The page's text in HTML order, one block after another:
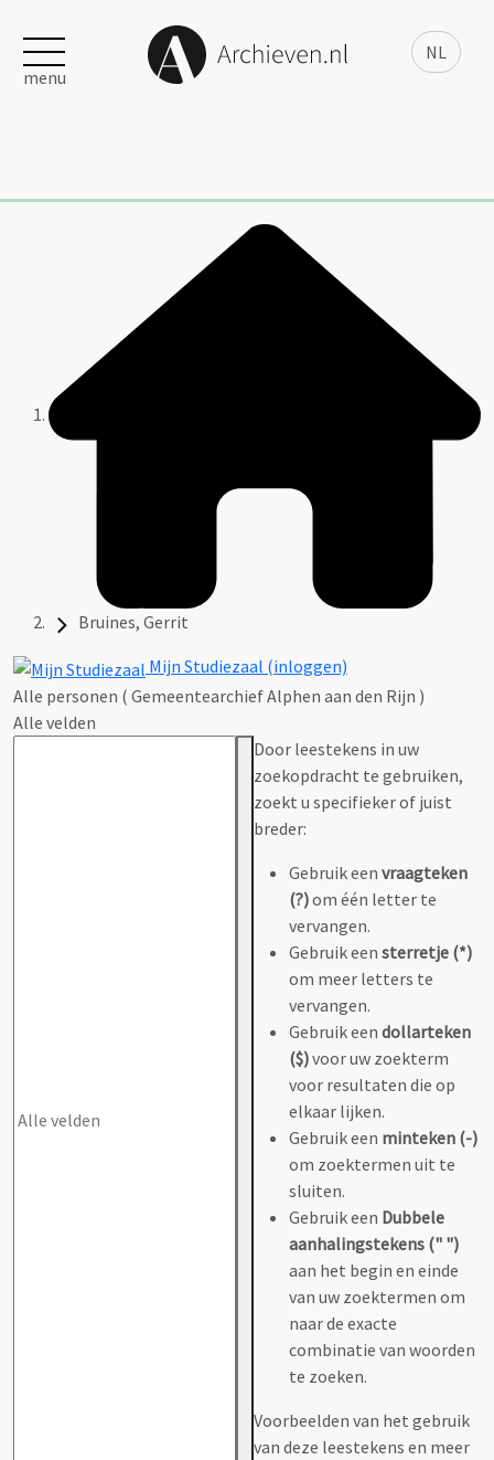
NL
menu
Bruines, Gerrit
Mijn Studiezaal (inloggen)
Alle personen ( Gemeentearchief Alphen aan den Rijn )
Alle velden
Door leestekens in uw
zoekopdracht te gebruiken,
zoekt u specifieker of juist
breder:
Gebruik een vraagteken
(?)om één letter te
vervangen.
Gebruik een sterretje (*)
om meer letters te
vervangen.
Gebruik een dollarteken
($)voor uw zoekterm
voor resultaten die op
elkaar lijken.
Gebruik een minteken (-)
om zoektermen uit te
sluiten.
Gebruik een Dubbele
aanhalingstekens (" ")
aan het begin en einde
van uw zoektermen om
naar de exacte
combinatie van woorden
te zoeken.
Voorbeelden van het gebruik
van deze leestekens en meer